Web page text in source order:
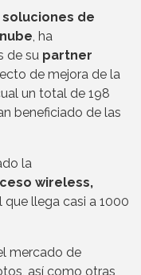
soluciones de
, ha
de su partner
de mejora de la
un total de 198
beneficiado de las
la
wireless,
que llega casi a 1000
mercado de
así como otras